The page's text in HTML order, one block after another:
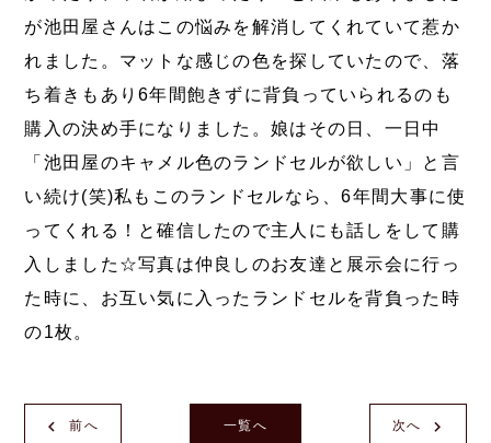
が池田屋さんはこの悩みを解消してくれていて惹か
れました。マットな感じの色を探していたので、落
ち着きもあり6年間飽きずに背負っていられるのも
購入の決め手になりました。娘はその日、一日中
「池田屋のキャメル色のランドセルが欲しい」と言
い続け(笑)私もこのランドセルなら、6年間大事に使
ってくれる！と確信したので主人にも話しをして購
入しました☆写真は仲良しのお友達と展示会に行っ
た時に、お互い気に入ったランドセルを背負った時
の1枚。
前へ 次へ
一覧へ